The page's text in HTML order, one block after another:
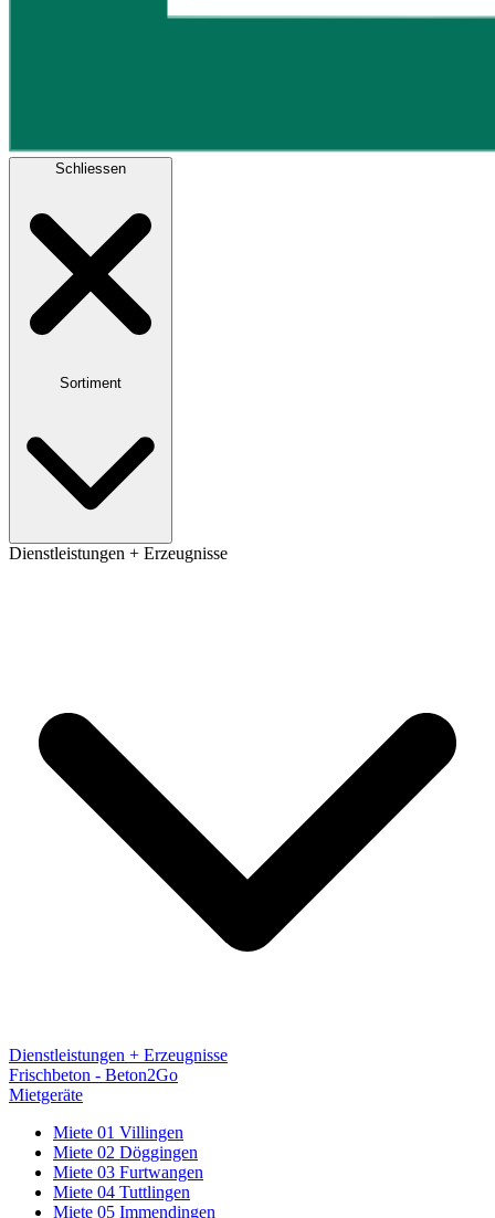
Schliessen
Sortiment
Dienstleistungen + Erzeugnisse
Dienstleistungen + Erzeugnisse
Frischbeton - Beton2Go
Mietgeräte
Miete 01 Villingen
Miete 02 Döggingen
Miete 03 Furtwangen
Miete 04 Tuttlingen
Miete 05 Immendingen